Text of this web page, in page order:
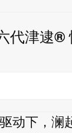
代津逮®
动下，澜